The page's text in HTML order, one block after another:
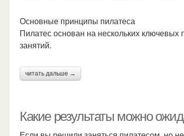
Основные принципы пилатеса
Пилатес основан на нескольких
занятий.
читать дальше →
Какие результаты можно